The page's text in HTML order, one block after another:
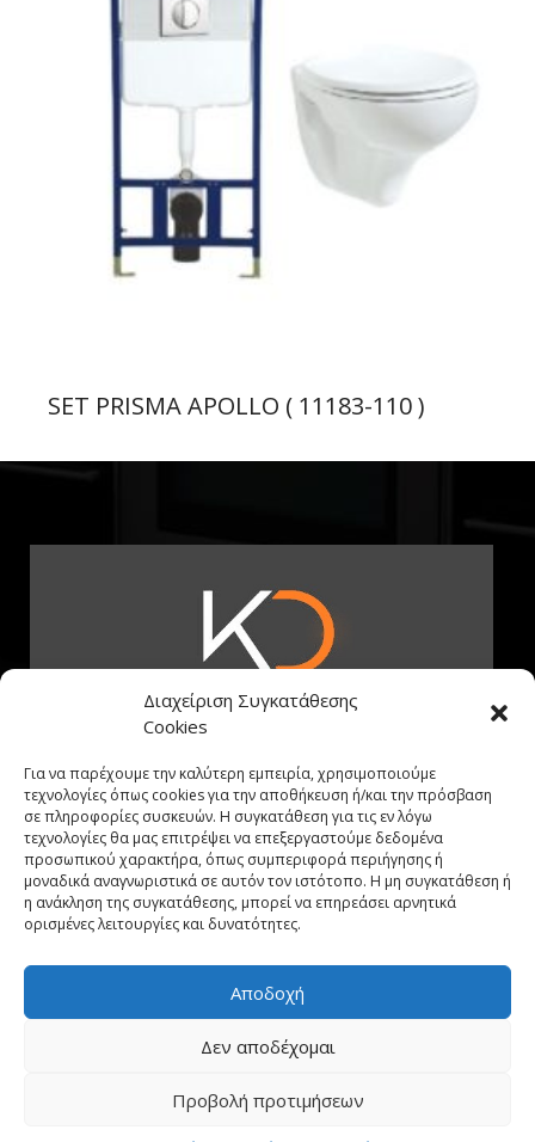
Διαχείριση Συγκατάθεσης
Cookies
Για να παρέχουμε την καλύτερη εμπειρία, χρησιμοποιούμε
τεχνολογίες όπως cookies για την αποθήκευση ή/και την πρόσβαση
σε πληροφορίες συσκευών. Η συγκατάθεση για τις εν λόγω
τεχνολογίες θα μας επιτρέψει να επεξεργαστούμε δεδομένα
προσωπικού χαρακτήρα, όπως συμπεριφορά περιήγησης ή
μοναδικά αναγνωριστικά σε αυτόν τον ιστότοπο. Η μη συγκατάθεση ή
η ανάκληση της συγκατάθεσης, μπορεί να επηρεάσει αρνητικά
ορισμένες λειτουργίες και δυνατότητες.
Αποδοχή
Δεν αποδέχομαι
Προβολή προτιμήσεων
SET PRISMA APOLLO ( 11183-110 )
Με άμεση συνάρτηση τα εξειδικευμένα συνεργεία μας και
την άριστη ποιότητα των προϊόντων μας, σας εγγυόμαστε
ΕΠΙΚΟΙΝΩΝΙΑ
INFO@SIMKARHOME.GR